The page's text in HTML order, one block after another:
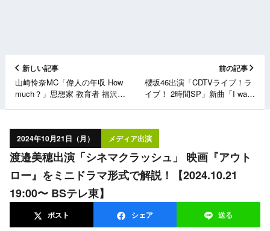
新しい記事
山崎怜奈MC「偉人の年収 How
much？」思想家 教育者 福沢諭
前の記事
櫻坂46出演「CDTVライブ！ラ
イブ！ 2時間SP」新曲「I want
19:00〜 TBS】
2024年10月21日（月） メディア出演
渡邉美穂出演「シネマクラッシュ」 映画『アウト
ロー』をミニドラマ形式で解説！【2024.10.21
19:00〜 BSテレ東】
ポスト シェア 送る